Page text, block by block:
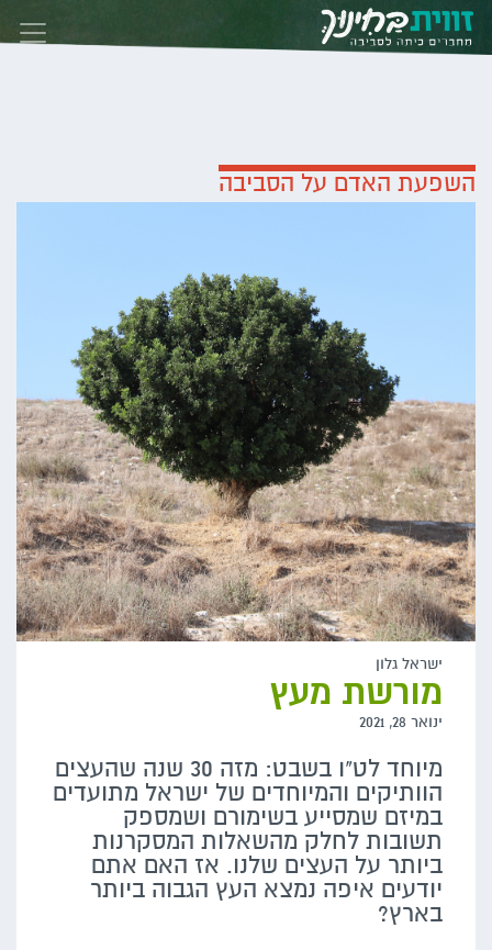
Skip to content
השפעת האדם על הסביבה
ישראל גלון
מורשת מעץ
ינואר 28, 2021
מיוחד לט"ו בשבט: מזה 30 שנה שהעצים
הוותיקים והמיוחדים של ישראל מתועדים
במיזם שמסייע בשימורם ושמספק
תשובות לחלק מהשאלות המסקרנות
ביותר על העצים שלנו. אז האם אתם
יודעים איפה נמצא העץ הגבוה ביותר
בארץ?